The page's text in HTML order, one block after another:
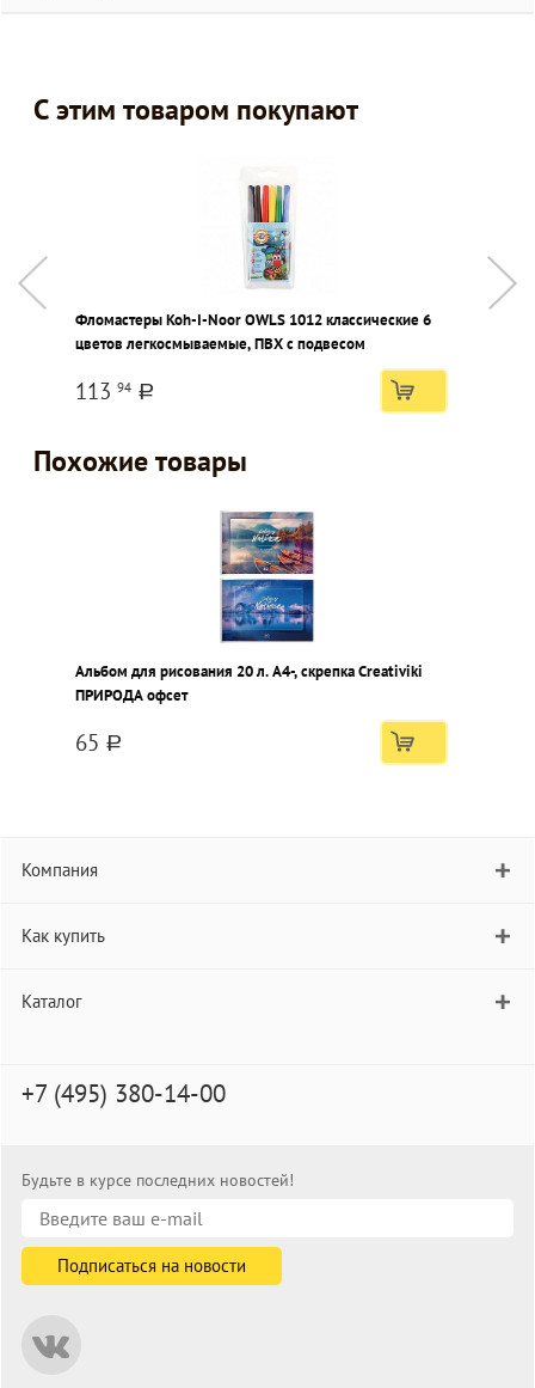
С этим товаром покупают
Фломастеры Koh-I-Noor OWLS 1012 классические 6
цветов легкосмываемые, ПВХ с подвесом
113 94 a
Похожие товары
Альбом для рисования 20 л. А4-, скрепка Creativiki
ПРИРОДА офсет
65 a
Компания
Как купить
Каталог
+7 (495) 380-14-00
Будьте в курсе последних новостей!